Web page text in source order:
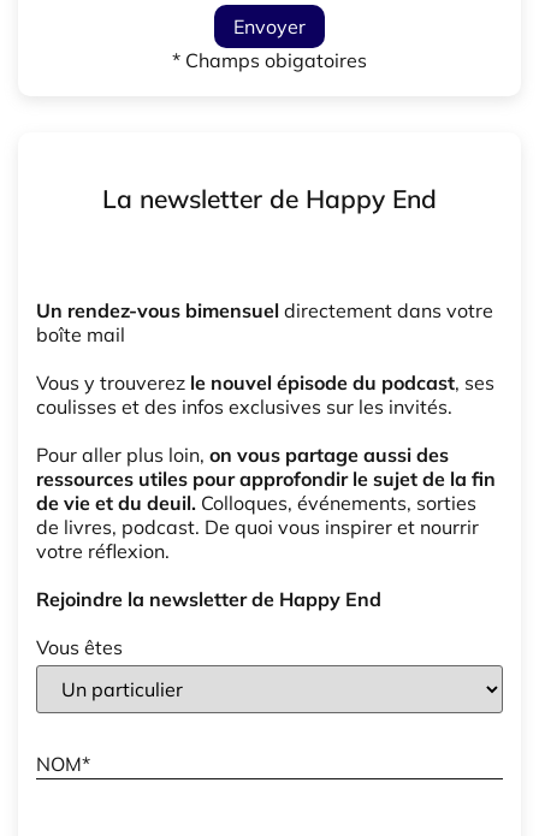
Envoyer
* Champs obigatoires
La newsletter de Happy End
Un rendez-vous bimensuel directement dans votre
boîte mail
Vous y trouverez le nouvel épisode du podcast, ses
coulisses et des infos exclusives sur les invités.
Pour aller plus loin, on vous partage aussi des
ressources utiles pour approfondir le sujet de la fin
de vie et du deuil. Colloques, événements, sorties
de livres, podcast. De quoi vous inspirer et nourrir
votre réflexion.
Rejoindre la newsletter de Happy End
Vous êtes